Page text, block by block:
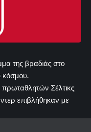
της βραδιάς στο
κόσμου.
Σέλτικς
επιβλήθηκαν με